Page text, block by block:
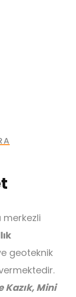
merkezli
geoteknik
Kazık, Mini